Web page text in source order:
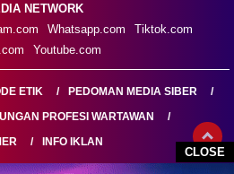
CLOSE
NETWORK
Whatsapp.com
Tiktok.com
Youtube.com
ETIK
PEDOMAN MEDIA SIBER
PROFESI WARTAWAN
INFO IKLAN